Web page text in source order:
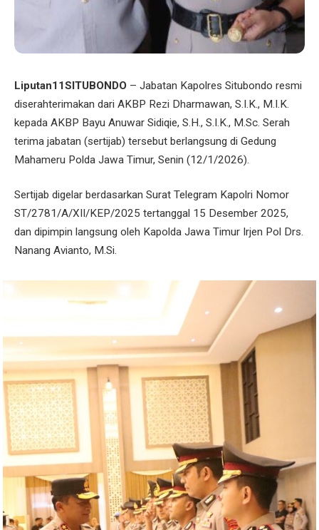
Liputan11SITUBONDO – Jabatan Kapolres Situbondo resmi
diserahterimakan dari AKBP Rezi Dharmawan, S.I.K., M.I.K.
kepada AKBP Bayu Anuwar Sidiqie, S.H., S.I.K., M.Sc. Serah
terima jabatan (sertijab) tersebut berlangsung di Gedung
Mahameru Polda Jawa Timur, Senin (12/1/2026).
Sertijab digelar berdasarkan Surat Telegram Kapolri Nomor
ST/2781/A/XII/KEP/2025 tertanggal 15 Desember 2025,
dan dipimpin langsung oleh Kapolda Jawa Timur Irjen Pol Drs.
Nanang Avianto, M.Si.